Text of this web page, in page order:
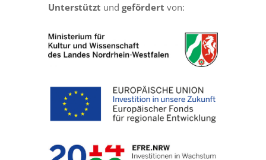
Unterstützt und gefördert von: